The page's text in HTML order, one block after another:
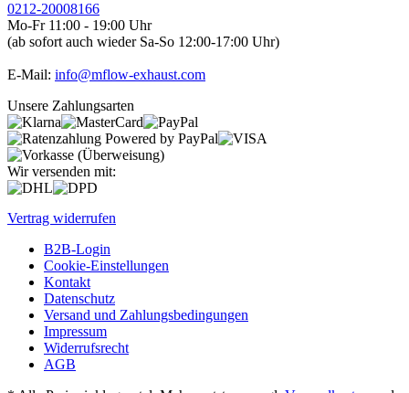
0212-20008166
Mo-Fr 11:00 - 19:00 Uhr
(ab sofort auch wieder Sa-So 12:00-17:00 Uhr)
E-Mail: info@mflow-exhaust.com
Unsere Zahlungsarten
Wir versenden mit:
Vertrag widerrufen
B2B-Login
Cookie-Einstellungen
Kontakt
Datenschutz
Versand und Zahlungsbedingungen
Impressum
Widerrufsrecht
AGB